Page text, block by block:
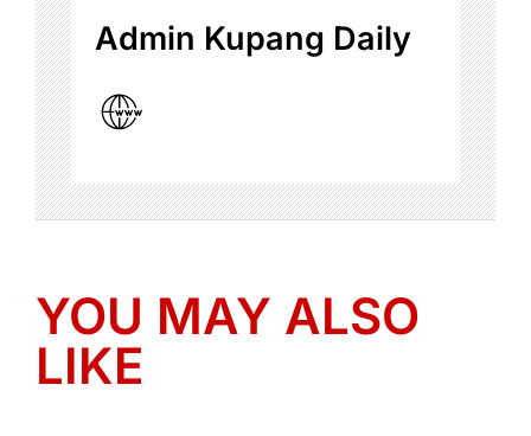
Admin Kupang Daily
YOU MAY ALSO
LIKE